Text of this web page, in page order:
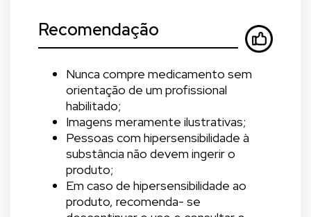
Recomendação
Nunca compre medicamento sem
orientação de um profissional
habilitado;
Imagens meramente ilustrativas;
Pessoas com hipersensibilidade à
substância não devem ingerir o
produto;
Em caso de hipersensibilidade ao
produto, recomenda- se